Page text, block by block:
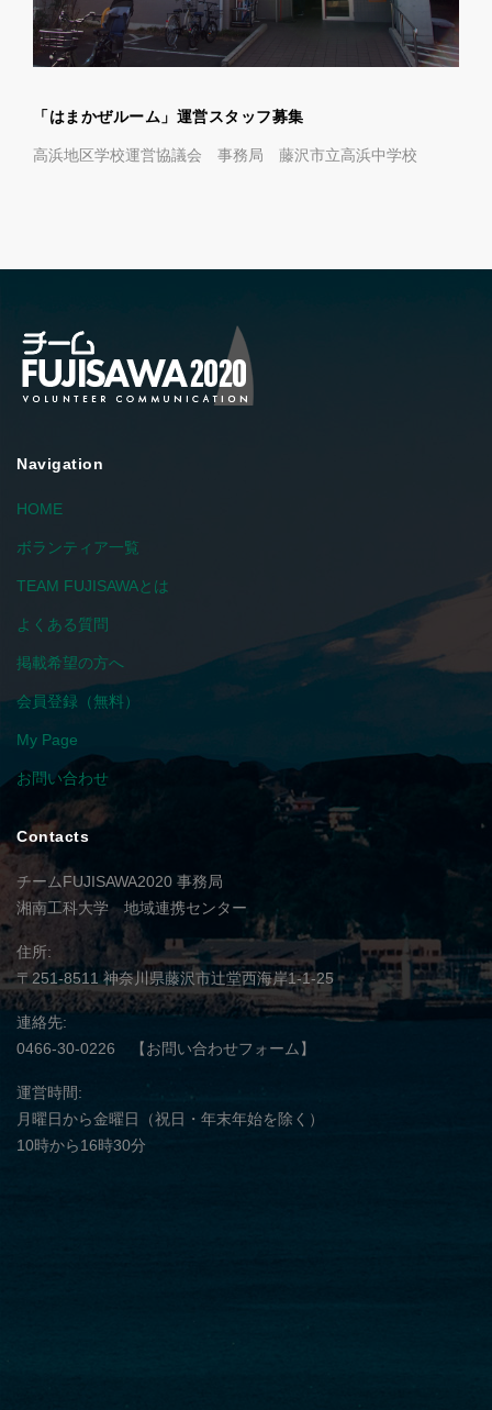
「はまかぜルーム」運営スタッフ募集
高浜地区学校運営協議会 事務局 藤沢市立高浜中学校
Navigation
HOME
ボランティア一覧
TEAM FUJISAWAとは
よくある質問
掲載希望の方へ
会員登録（無料）
My Page
お問い合わせ
Contacts
チームFUJISAWA2020 事務局
湘南工科大学 地域連携センター
住所
〒251-8511 神奈川県藤沢市辻堂西海岸1-1-25
連絡先
0466-30-0226
【お問い合わせフォーム】
運営時間
月曜日から金曜日（祝日・年末年始を除く）
10時から16時30分